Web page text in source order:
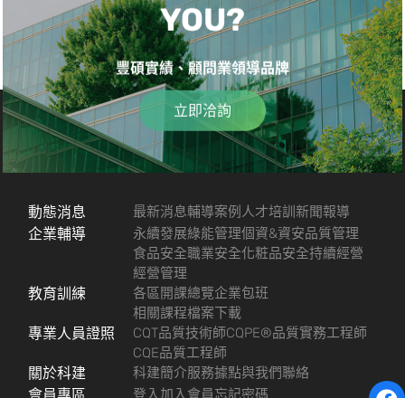
YOU?
豐碩實績、顧問業領導品牌
立即洽詢
動態消息 最新消息輔導案例 人才培訓新聞報導
企業輔導 永續發展綠能管理個資&資安品質管理
食品安全職業安全化粧品安全持續經營
經營管理
教育訓練 各區開課總覽企業包班
相關課程檔案下載
專業人員證照 CQT品質技術師CQPE®品質實務工程師
CQE品質工程師
關於科建 科建簡介服務據點與我們聯絡
登入 加入會員忘記密碼